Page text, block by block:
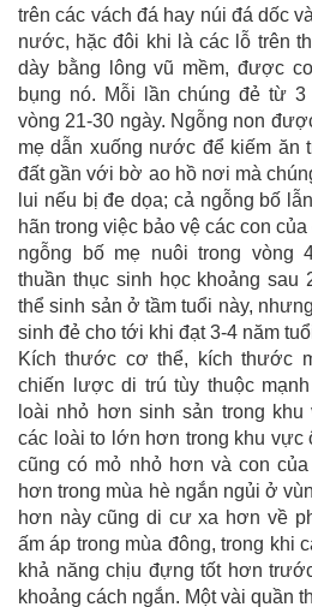
trên các vách đá hay núi đá dốc
nước, hặc đôi khi là các lỗ trên
dày bằng lông vũ mềm, được
bụng nó. Mỗi lần chúng đẻ từ
vòng 21-30 ngày. Ngỗng non
mẹ dẫn xuống nước để kiếm ăn
đất gần với bờ ao hồ nơi mà
lui nếu bị đe dọa; cả ngỗng bố
hãn trong việc bảo vệ các con
ngỗng bố mẹ nuôi trong vòng
thuần thục sinh học khoảng sau
thể sinh sản ở tầm tuổi này,
sinh đẻ cho tới khi đạt 3-4 năm
Kích thước cơ thể, kích thước
chiến lược di trú tùy thuộc
loài nhỏ hơn sinh sản trong
các loài to lớn hơn trong khu vực
cũng có mỏ nhỏ hơn và con
hơn trong mùa hè ngắn ngủi ở
hơn này cũng di cư xa hơn về
ấm áp trong mùa đông, trong khi
khả năng chịu đựng tốt hơn
khoảng cách ngắn. Một vài quần